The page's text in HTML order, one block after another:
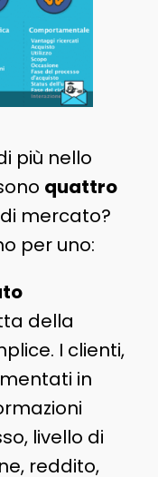
più nello
quattro
mercato?
per uno:
della
I clienti,
in
livello di
reddito,